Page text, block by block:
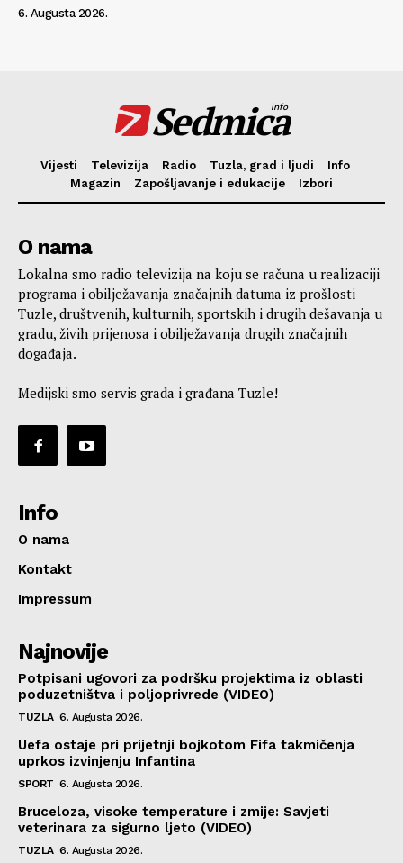
6. Augusta 2026.
Sedmica
info
Vijesti Televizija Radio Tuzla, grad i ljudi
Info
Magazin
Zapošljavanje i edukacije Izbori
O nama
Lokalna smo radio televizija na koju se računa u realizaciji
programa i obilježavanja značajnih datuma iz prošlosti
Tuzle, društvenih, kulturnih, sportskih i drugih dešavanja u
gradu, živih prijenosa i obilježavanja drugih značajnih
događaja.
Medijski smo servis grada i građana Tuzle!
Info
O nama
Kontakt
Impressum
Najnovije
Potpisani ugovori za podršku projektima iz oblasti
poduzetništva i poljoprivrede (VIDEO)
TUZLA 6. Augusta 2026.
Uefa ostaje pri prijetnji bojkotom Fifa takmičenja
uprkos izvinjenju Infantina
SPORT 6. Augusta 2026.
Bruceloza, visoke temperature i zmije: Savjeti
veterinara za sigurno ljeto (VIDEO)
TUZLA 6. Augusta 2026.